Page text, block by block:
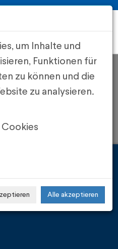
Inhalt eingegeben!
um Inhalte und
Funktionen für
zu können und die
zu analysieren.
Alle akzeptieren